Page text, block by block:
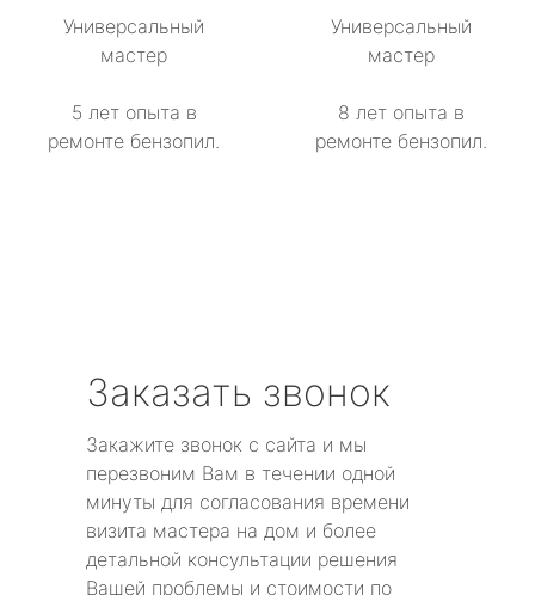
Универсальный
мастер
5 лет опыта в
ремонте бензопил.
Универсальный
мастер
8 лет опыта в
ремонте бензопил.
Заказать звонок
Закажите звонок с сайта и мы
перезвоним Вам в течении одной
минуты для согласования времени
визита мастера на дом и более
детальной консультации решения
Вашей проблемы и стоимости по